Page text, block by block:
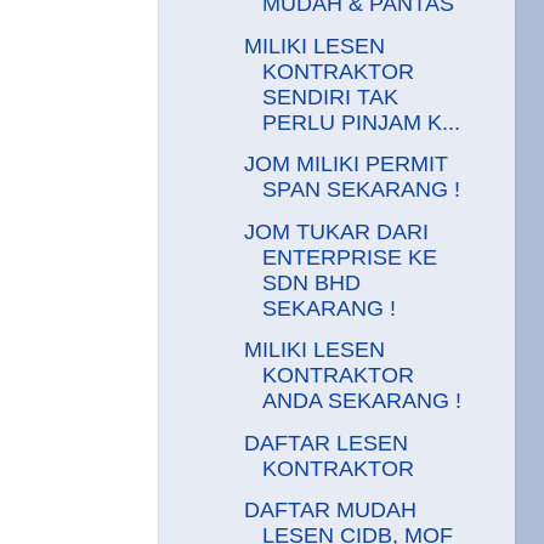
MILIKI LESEN
KONTRAKTOR
SENDIRI TAK
PERLU PINJAM K...
JOM MILIKI PERMIT
SPAN SEKARANG !
JOM TUKAR DARI
ENTERPRISE KE
SDN BHD
SEKARANG !
MILIKI LESEN
KONTRAKTOR
ANDA SEKARANG !
DAFTAR LESEN
KONTRAKTOR
DAFTAR MUDAH
LESEN CIDB, MOF